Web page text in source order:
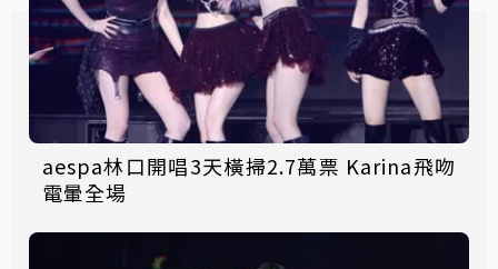
aespa林口開唱3天橫掃2.7萬票 Karina飛吻
電暈全場